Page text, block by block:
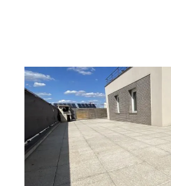
BOISSY ST LEGER 94
73,66 m2, 4 pièces
Ref : 44762
Appartement F4 à
330 000 €